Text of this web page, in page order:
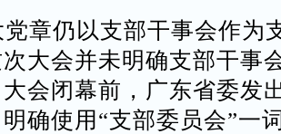
章仍以支部干事会作为
大会并未明确支部干事
会闭幕前，广东省委发
确使用“支部委员会”一